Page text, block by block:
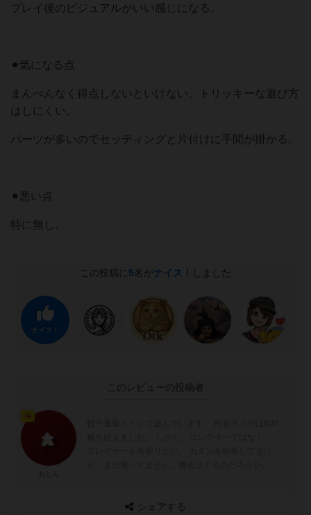
プレイ後のビジュアルがいい感じになる。
⚫︎気になる点
まんべんなく得点しないといけない。トリッキーな遊び方
はしにくい。
パーツが多いのでセッティングと片付けに手間が掛かる。
⚫︎悪い点
特に無し。
この投稿に 5名がナイス！ しました
ナイス！
このレビューの投稿者
シェアする